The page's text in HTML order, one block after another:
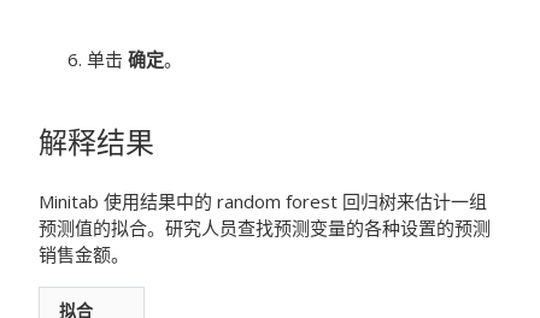
单击 确定。
解释结果
Minitab 使用结果中的 random forest 回归树来估计一组
预测值的拟合。研究人员查找预测变量的各种设置的预测
销售金额。
拟合